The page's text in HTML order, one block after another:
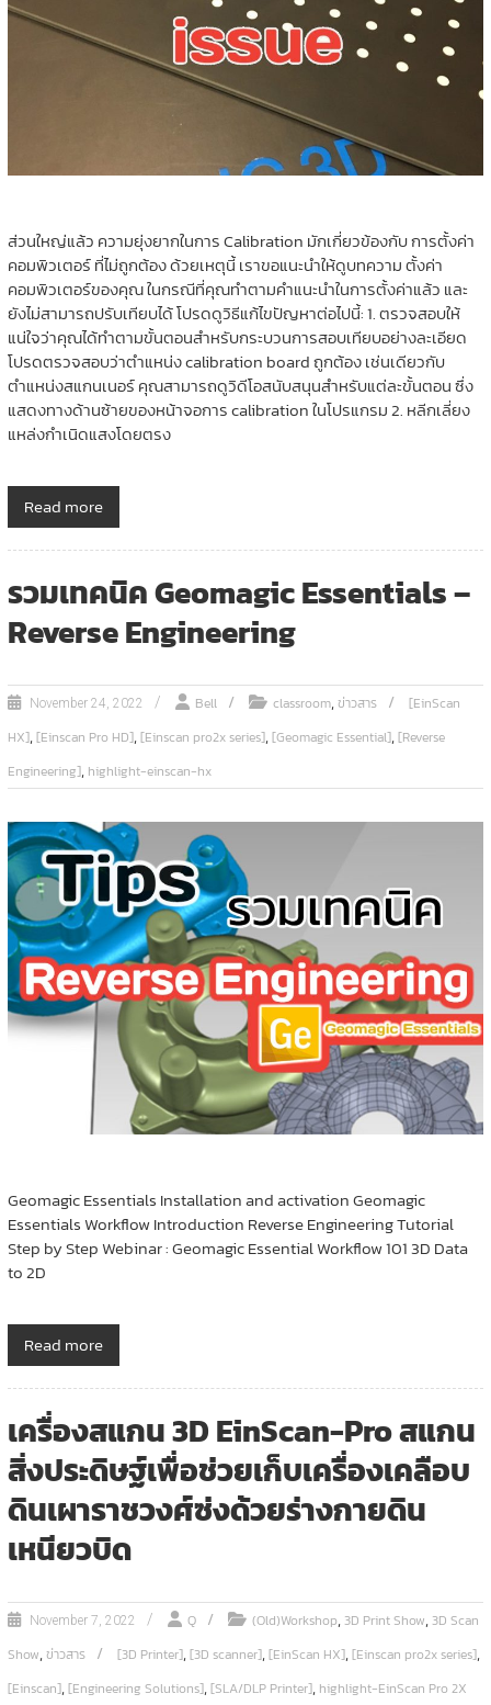
ส่วนใหญ่แล้ว ความยุ่งยากในการ Calibration มักเกี่ยวข้องกับ การตั้งค่า
คอมพิวเตอร์ ที่ไม่ถูกต้อง ด้วยเหตุนี้ เราขอแนะนำให้ดูบทความ ตั้งค่า
คอมพิวเตอร์ของคุณ ในกรณีที่คุณทำตามคำแนะนำในการตั้งค่าแล้ว และ
ยังไม่สามารถปรับเทียบได้ โปรดดูวิธีแก้ไขปัญหาต่อไปนี้: 1. ตรวจสอบให้
แน่ใจว่าคุณได้ทำตามขั้นตอนสำหรับกระบวนการสอบเทียบอย่างละเอียด
โปรดตรวจสอบว่าตำแหน่ง calibration board ถูกต้อง เช่นเดียวกับ
ตำแหน่งสแกนเนอร์ คุณสามารถดูวิดีโอสนับสนุนสำหรับแต่ละขั้นตอน ซึ่ง
แสดงทางด้านซ้ายของหน้าจอการ calibration ในโปรแกรม 2. หลีกเลี่ยง
แหล่งกำเนิดแสงโดยตรง
Read more
รวมเทคนิค Geomagic Essentials –
Reverse Engineering
November 24, 2022 Bell classroom,ข่าวสาร
[EinScan
HX],[Einscan Pro HD],[Einscan pro2x series],[Geomagic Essential],[Reverse
Engineering], highlight-einscan-hx
Geomagic Essentials Installation and activation Geomagic
Essentials Workflow Introduction Reverse Engineering Tutorial
Step by Step Webinar : Geomagic Essential Workflow 101 3D Data
to 2D
Read more
เครื่องสแกน 3D EinScan-Pro สแกน
สิ่งประดิษฐ์เพื่อช่วยเก็บเครื่องเคลือบ
ดินเผาราชวงศ์ซ่งด้วยร่างกายดิน
เหนียวบิด
November 7, 2022 Q (Old)Workshop,3D Print Show,3D Scan
Show,ข่าวสาร [3D Printer],[3D scanner],[EinScan HX],[Einscan pro2x series],
[Einscan],[Engineering Solutions],[SLA/DLP Printer], highlight-EinScan Pro 2X